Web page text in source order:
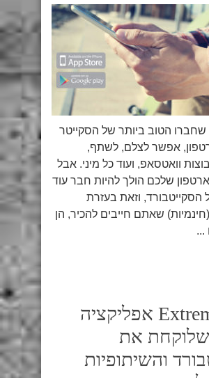
שחברו הטוב ביותר של הסקייטר
אפשר לצלם, לשתף,
וואטסאפ, ועוד כל מיני. אבל
שלכם הולך להיות חבר עוד
הסקייטבורד, וזאת בעזרת
שאתם חייבים להכיר, הן
...
Extreme Trip אפליקציה
את
והשיתופיות